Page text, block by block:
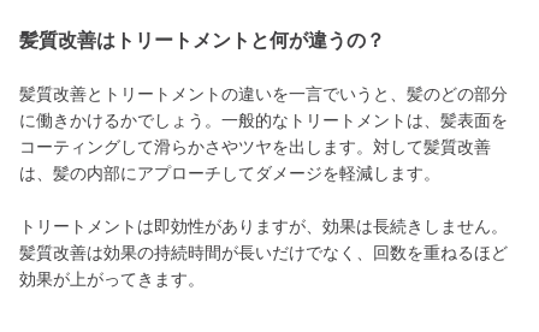
髪質改善はトリートメントと何が違うの？
髪質改善とトリートメントの違いを一言でいうと、髪のどの部分
に働きかけるかでしょう。一般的なトリートメントは、髪表面を
コーティングして滑らかさやツヤを出します。対して髪質改善
は、髪の内部にアプローチしてダメージを軽減します。
トリートメントは即効性がありますが、効果は長続きしません。
髪質改善は効果の持続時間が長いだけでなく、回数を重ねるほど
効果が上がってきます。